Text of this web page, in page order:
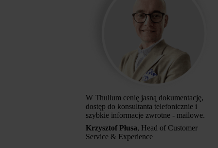
W Thulium cenię jasną dokumentację,
dostęp do konsultanta telefonicznie i
szybkie informacje zwrotne - mailowe.
Krzysztof Płusa, Head of Customer
Service & Experience